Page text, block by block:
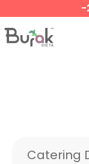
-
Catering